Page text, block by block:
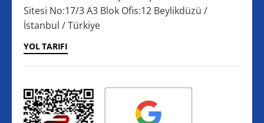
Sitesi No:17/3 A3 Blok Ofis:12 Beylikdüzü /
İstanbul / Türkiye
YOL TARIFI